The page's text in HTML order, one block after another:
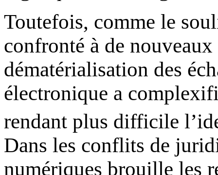
Toutefois, comme le
confronté à de
dématérialisation des
électronique a
rendant plus difficile
Dans les conflits de
numériques brouille les